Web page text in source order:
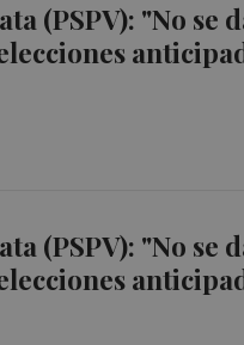
(PSPV): "No se
(PSPV): "No se